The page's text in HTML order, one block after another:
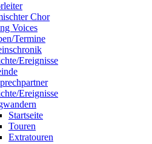
Chor
Voices
Termine
Ereignisse
Ereignisse
Startseite
Touren
Extratouren